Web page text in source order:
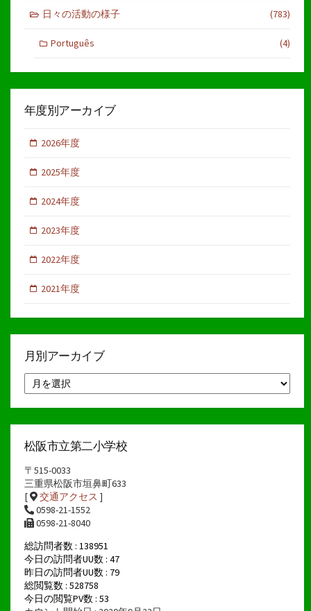
日々の活動の様子 (783)
Português (4)
年度別アーカイブ
2026年度
2025年度
2024年度
2023年度
2022年度
2021年度
月別アーカイブ
別
ア
イ
松阪市立第二小学校
〒515-0033
三重県松阪市垣鼻町633
[
交通アクセス ]
0598-21-1552
0598-21-8040
総訪問者数 : 138951
今日の訪問者UU数 : 47
昨日の訪問者UU数 : 79
総閲覧数 : 528758
今日の閲覧PV数 : 53